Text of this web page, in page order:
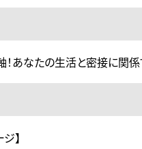
あなたの生活と密接に関係
】